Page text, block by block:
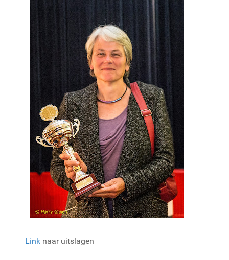
Link naar uitslagen